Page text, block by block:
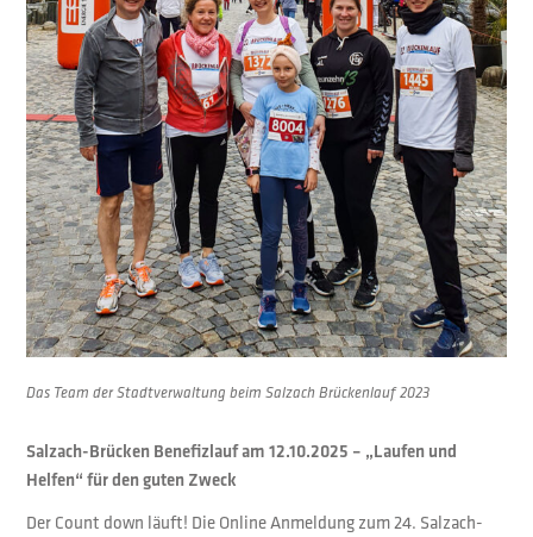
Das Team der Stadtverwaltung beim Salzach Brückenlauf 2023
Salzach-Brücken Benefizlauf am 12.10.2025 – „Laufen und
Helfen“ für den guten Zweck
Der Count down läuft! Die Online Anmeldung zum 24. Salzach-